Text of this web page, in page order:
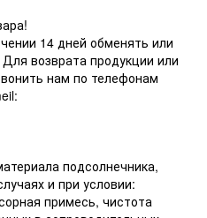
14 дней обменять или
возврата продукции или
нам по телефонам
подсолнечника,
и при условии:
примесь, чистота